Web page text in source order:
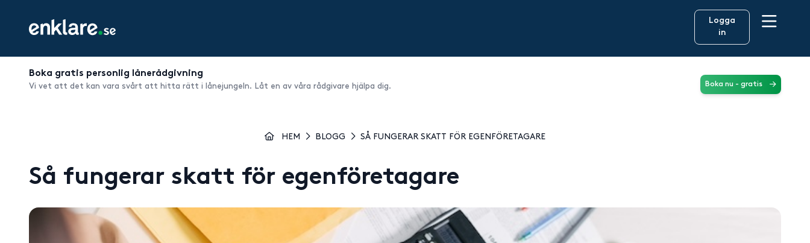
Logga
in
Boka gratis personlig lånerådgivning
Vi vet att det kan vara svårt att hitta rätt i lånejungeln. Låt en av våra rådgivare hjälpa dig. Boka nu - gratis
HEM BLOGG SÅ FUNGERAR SKATT FÖR EGENFÖRETAGARE
Så fungerar skatt för egenföretagare